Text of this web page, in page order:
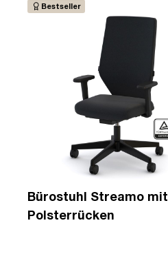
Bestseller
Bürostuhl Streamo mit
Polsterrücken